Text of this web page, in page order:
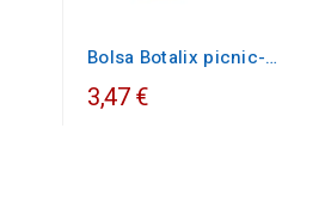
Bolsa Botalix picnic-
verano
3,47 €